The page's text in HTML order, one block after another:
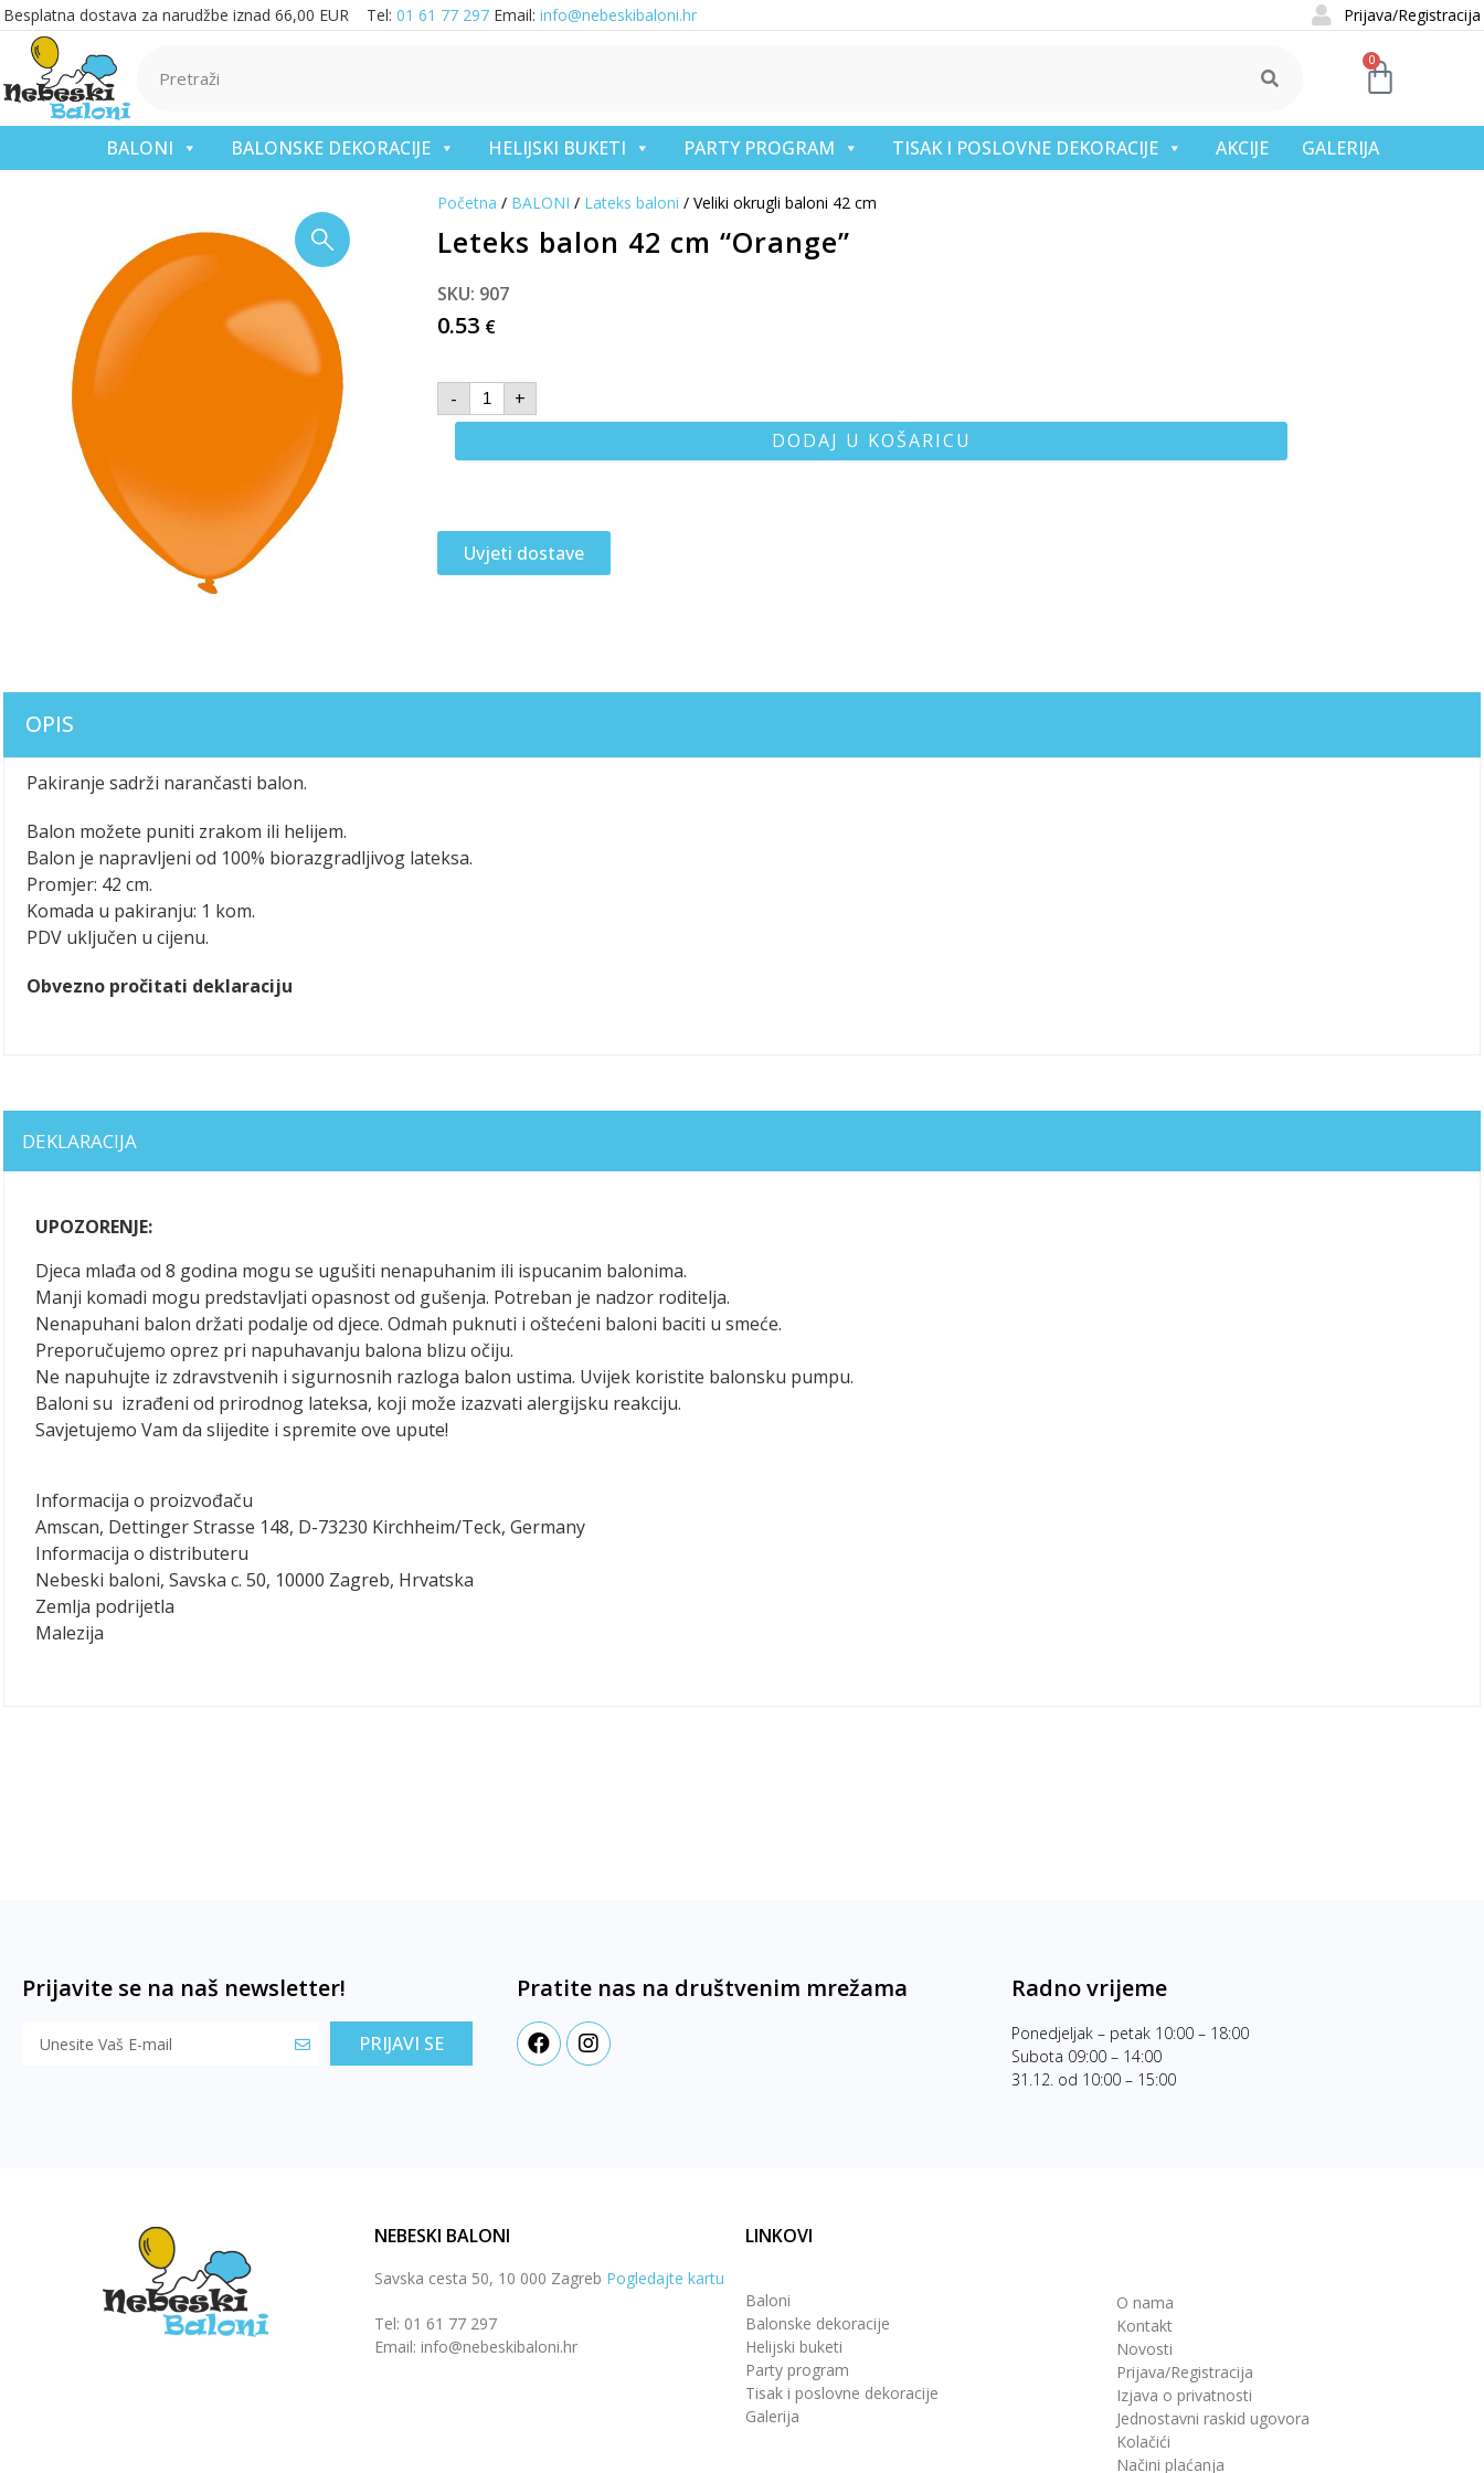
Besplatna dostava za narudžbe iznad 66,00 EUR Tel: 01 61 77 297 Email: info@nebeskibaloni.hr Prijava/Registracija
0
BALONI BALONSKE DEKORACIJE HELIJSKI BUKETI PARTY PROGRAM TISAK I POSLOVNE DEKORACIJE AKCIJE GALERIJA
Početna / BALONI / Lateks baloni / Veliki okrugli baloni 42 cm
Leteks balon 42 cm “Orange”
SKU: 907
0.53 €
-
+
DODAJ U KOŠARICU
Uvjeti dostave
OPIS
Pakiranje sadrži narančasti balon.
Balon možete puniti zrakom ili helijem.
Balon je napravljeni od 100% biorazgradljivog lateksa.
Promjer: 42 cm.
Komada u pakiranju: 1 kom.
PDV uključen u cijenu.
Obvezno pročitati deklaraciju
DEKLARACIJA
UPOZORENJE:
Djeca mlađa od 8 godina mogu se ugušiti nenapuhanim ili ispucanim balonima.
Manji komadi mogu predstavljati opasnost od gušenja. Potreban je nadzor roditelja.
Nenapuhani balon držati podalje od djece. Odmah puknuti i oštećeni baloni baciti u smeće.
Preporučujemo oprez pri napuhavanju balona blizu očiju.
Ne napuhujte iz zdravstvenih i sigurnosnih razloga balon ustima. Uvijek koristite balonsku pumpu.
Baloni su izrađeni od prirodnog lateksa, koji može izazvati alergijsku reakciju.
Savjetujemo Vam da slijedite i spremite ove upute!
Informacija o proizvođaču
Amscan, Dettinger Strasse 148, D-73230 Kirchheim/Teck, Germany
Informacija o distributeru
Nebeski baloni, Savska c. 50, 10000 Zagreb, Hrvatska
Zemlja podrijetla
Malezija
Prijavite se na naš newsletter!
PRIJAVI SE
Pratite nas na društvenim mrežama Radno vrijeme
Ponedjeljak – petak 10:00 – 18:00
Subota 09:00 – 14:00
31.12. od 10:00 – 15:00
NEBESKI BALONI
Savska cesta 50, 10 000 Zagreb Pogledajte kartu
Tel: 01 61 77 297
Email: info@nebeskibaloni.hr
LINKOVI
Baloni
Balonske dekoracije
Helijski buketi
Party program
Tisak i poslovne dekoracije
Galerija
O nama
Kontakt
Novosti
Prijava/Registracija
Izjava o privatnosti
Jednostavni raskid ugovora
Kolačići
Načini plaćanja